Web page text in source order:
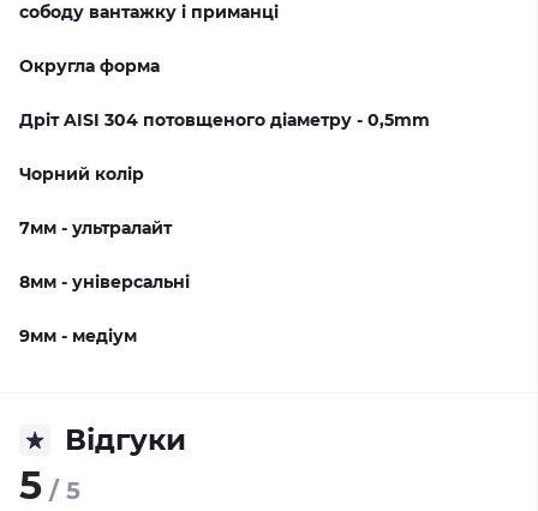
сободу вантажку і приманці
Округла форма
Дріт AISI 304 потовщеного діаметру - 0,5mm
Чорний колір
7мм - ультралайт
8мм - універсальні
9мм - медіум
Відгуки
5 / 5